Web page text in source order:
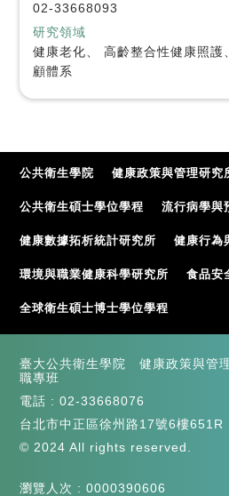
02-33668093
研究領域
健康老化、 高齡整合性健康照護
顧體系
公共衛生學院 健康政策與管理研究
公共衛生碩士學位學程 流行病學與
健康數據拓析統計研究所 健康行為
環境與職業健康科學研究所 食品安
全球衛生碩士博士學位學程
臺大公共衛生學院 健康政策與管
職專班
電話 :02-33668076
台北市中正區徐州路17號6樓651R
© 2024 All rights reserved.
瀏覽人次 : 0000390606